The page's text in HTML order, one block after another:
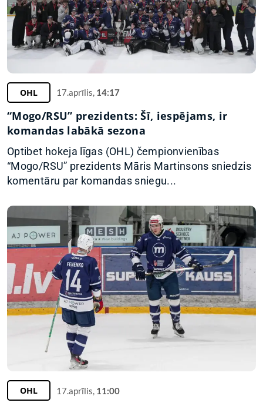
OHL 17.aprīlis, 14:17
“Mogo/RSU” prezidents: Šī, iespējams, ir
komandas labākā sezona
Optibet hokeja līgas (OHL) čempionvienības
“Mogo/RSU” prezidents Māris Martinsons sniedzis
komentāru par komandas sniegu...
OHL 17.aprīlis, 11:00